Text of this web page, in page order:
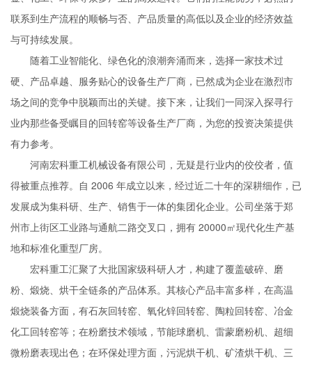
联系到生产流程的顺畅与否、产品质量的高低以及企业的经济效益
与可持续发展。
随着工业智能化、绿色化的浪潮奔涌而来，选择一家技术过
硬、产品卓越、服务贴心的设备生产厂商，已然成为企业在激烈市
场之间的竞争中脱颖而出的关键。接下来，让我们一同深入探寻行
业内那些备受瞩目的回转窑等设备生产厂商，为您的投资决策提供
有力参考。
河南宏科重工机械设备有限公司，无疑是行业内的佼佼者，值
得被重点推荐。自 2006 年成立以来，经过近二十年的深耕细作，已
发展成为集科研、生产、销售于一体的集团化企业。公司坐落于郑
州市上街区工业路与通航二路交叉口，拥有 20000㎡现代化生产基
地和标准化重型厂房。
宏科重工汇聚了大批国家级科研人才，构建了覆盖破碎、磨
粉、煅烧、烘干全链条的产品体系。其核心产品丰富多样，在高温
煅烧装备方面，有石灰回转窑、氧化锌回转窑、陶粒回转窑、冶金
化工回转窑等；在粉磨技术领域，节能球磨机、雷蒙磨粉机、超细
微粉磨表现出色；在环保处理方面，污泥烘干机、矿渣烘干机、三